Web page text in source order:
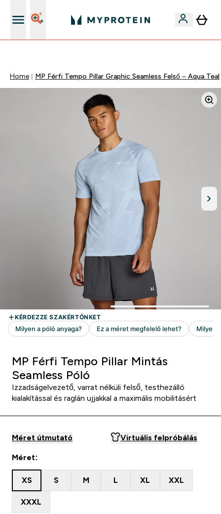
Home MP Férfi Tempo Pillar Graphic Seamless Felső – Aqua Teal
MP Férfi Tempo Pillar Mintás
Seamless Póló
Izzadságelvezető, varrat nélküli felső, testhezálló
kialakítással és raglán ujjakkal a maximális mobilitásért
Méret útmutató Virtuális felpróbálás
Méret:
XS S M L XL XXL
XXXL